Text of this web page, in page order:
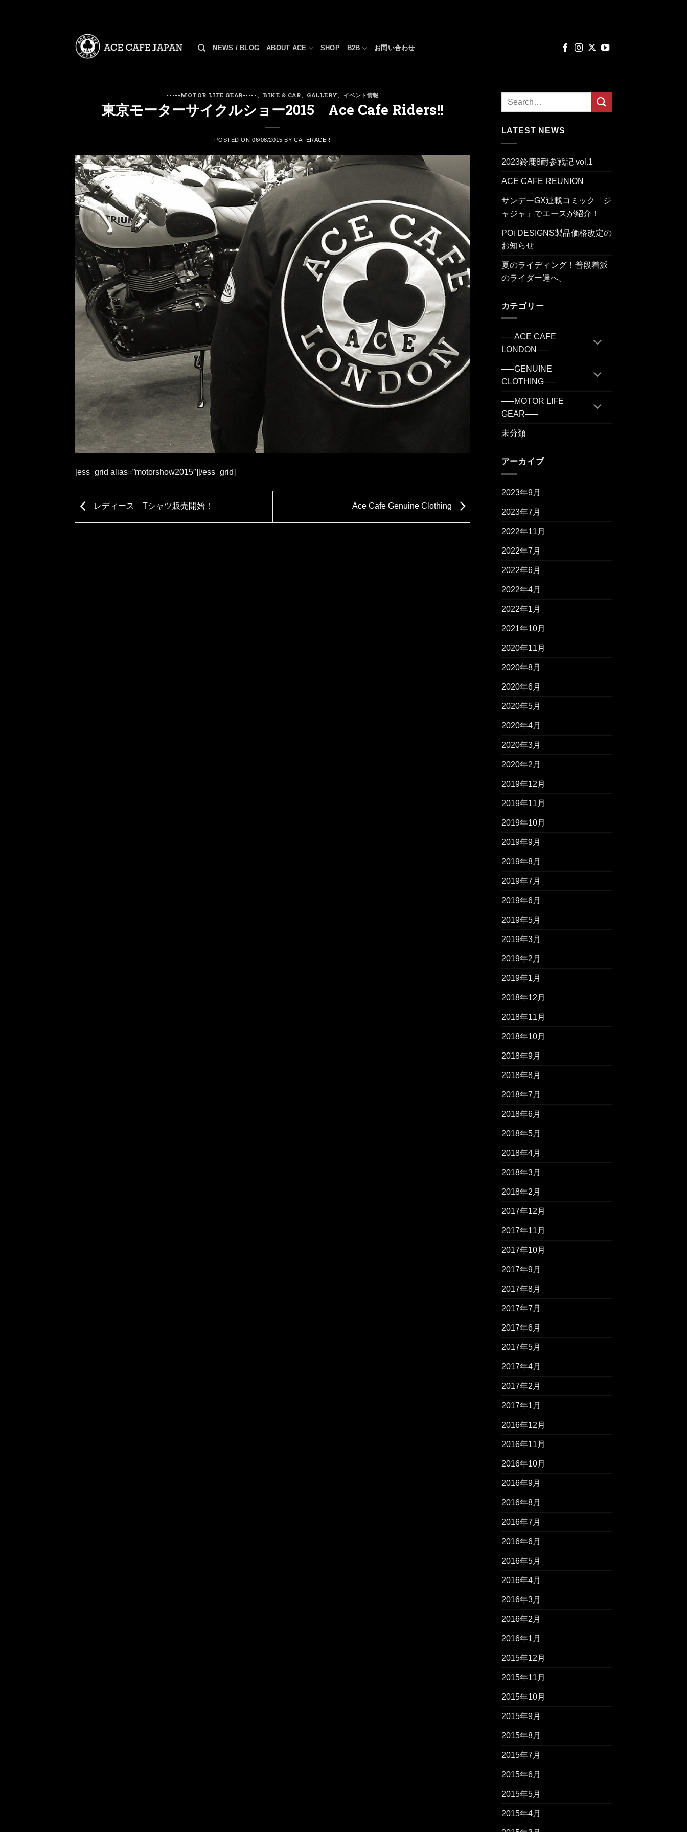
NEWS / BLOG ABOUT ACE SHOP B2B お問い合わせ
-----MOTOR LIFE GEAR-----、 BIKE & CAR、 GALLERY、 イベント情報
東京モーターサイクルショー2015 Ace Cafe Riders!!
POSTED ON06/08/2015 BY CAFERACER
[ess_grid alias=”motorshow2015″][/ess_grid]
レディース Tシャツ販売開始！ Ace Cafe Genuine Clothing
LATEST NEWS
2023鈴鹿8耐参戦記 vol.1
ACE CAFE REUNION
サンデーGX連載コミック「ジ
ャジャ」でエースが紹介！
POi DESIGNS製品価格改定の
お知らせ
夏のライディング！普段着派
のライダー達へ。
カテゴリー
—–ACE CAFE
LONDON—–
—–GENUINE
CLOTHING—–
—–MOTOR LIFE
GEAR—–
未分類
アーカイブ
2023年9月
2023年7月
2022年11月
2022年7月
2022年6月
2022年4月
2022年1月
2021年10月
2020年11月
2020年8月
2020年6月
2020年5月
2020年4月
2020年3月
2020年2月
2019年12月
2019年11月
2019年10月
2019年9月
2019年8月
2019年7月
2019年6月
2019年5月
2019年3月
2019年2月
2019年1月
2018年12月
2018年11月
2018年10月
2018年9月
2018年8月
2018年7月
2018年6月
2018年5月
2018年4月
2018年3月
2018年2月
2017年12月
2017年11月
2017年10月
2017年9月
2017年8月
2017年7月
2017年6月
2017年5月
2017年4月
2017年2月
2017年1月
2016年12月
2016年11月
2016年10月
2016年9月
2016年8月
2016年7月
2016年6月
2016年5月
2016年4月
2016年3月
2016年2月
2016年1月
2015年12月
2015年11月
2015年10月
2015年9月
2015年8月
2015年7月
2015年6月
2015年5月
2015年4月